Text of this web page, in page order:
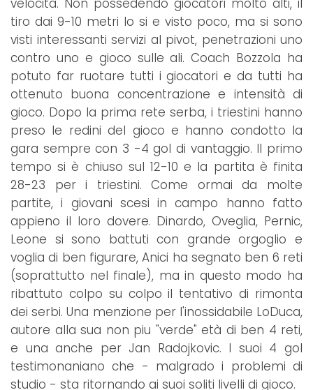
velocità. Non possedendo giocatori molto alti, il
tiro dai 9-10 metri lo si e visto poco, ma si sono
visti interessanti servizi al pivot, penetrazioni uno
contro uno e gioco sulle ali. Coach Bozzola ha
potuto far ruotare tutti i giocatori e da tutti ha
ottenuto buona concentrazione e intensità di
gioco. Dopo la prima rete serba, i triestini hanno
preso le redini del gioco e hanno condotto la
gara sempre con 3 -4 gol di vantaggio. Il primo
tempo si è chiuso sul 12-10 e la partita è finita
28-23 per i triestini. Come ormai da molte
partite, i giovani scesi in campo hanno fatto
appieno il loro dovere. Dinardo, Oveglia, Pernic,
Leone si sono battuti con grande orgoglio e
voglia di ben figurare, Anici ha segnato ben 6 reti
(soprattutto nel finale), ma in questo modo ha
ribattuto colpo su colpo il tentativo di rimonta
dei serbi. Una menzione per l'inossidabile LoDuca,
autore alla sua non piu "verde" età di ben 4 reti,
e una anche per Jan Radojkovic. I suoi 4 gol
testimonaniano che - malgrado i problemi di
studio - sta ritornando ai suoi soliti livelli di gioco.